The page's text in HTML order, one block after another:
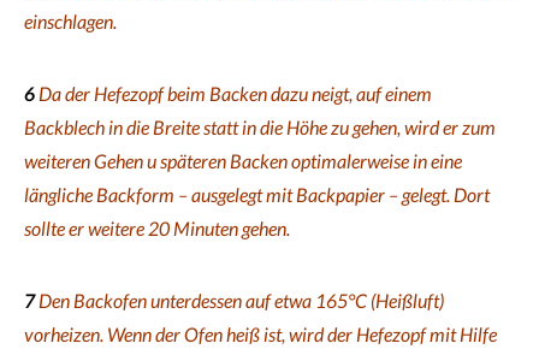
einschlagen.
6 Da der Hefezopf beim Backen dazu neigt, auf einem
Backblech in die Breite statt in die Höhe zu gehen, wird er zum
weiteren Gehen u späteren Backen optimalerweise in eine
längliche Backform – ausgelegt mit Backpapier – gelegt. Dort
sollte er weitere 20 Minuten gehen.
7Den Backofen unterdessen auf etwa 165°C (Heißluft)
vorheizen. Wenn der Ofen heiß ist, wird der Hefezopf mit Hilfe